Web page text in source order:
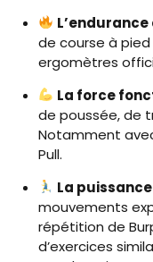
de course à pied
ergomètres
La force
de poussée, de
Notamment
Pull.
La
mouvements
répétition de
d’exercices